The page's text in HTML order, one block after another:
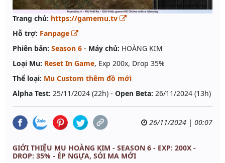
Trang chủ: https://gamemu.tv
Hỗ trợ: Fanpage
Phiên bản: Season 6 - Máy chủ: HOÀNG KIM
Loại Mu: Reset In Game, Exp 200x, Drop 35%
Thể loại: Mu Custom thêm đồ mới
Alpha Test: 25/11/2024 (22h) - Open Beta: 26/11/2024 (13h)
26/11/2024 | 00:07
GIỚI THIỆU MU HOÀNG KIM - SEASON 6 - EXP: 200X -
DROP: 35% - ÉP NGỰA, SÓI MA MỚI